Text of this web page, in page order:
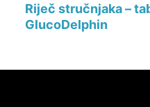
Riječ stručnjaka –
GlucoDelphin